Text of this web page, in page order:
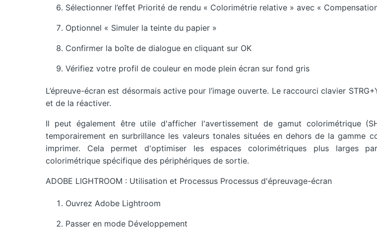
Sélectionner l’effet Priorité de rendu « Colorimétrie relative » avec «
Optionnel « Simuler la teinte du papier »
Confirmer la boîte de dialogue en cliquant sur OK
Vérifiez votre profil de couleur en mode plein écran sur fond gris
L’épreuve-écran est désormais active pour l’image ouverte. Le raccourci clavier
et de la réactiver.
Il peut également être utile d'afficher l'avertissement de gamut colorimétrique
temporairement en surbrillance les valeurs tonales situées en dehors de la gamme
imprimer. Cela permet d'optimiser les espaces colorimétriques plus larges
colorimétrique spécifique des périphériques de sortie.
ADOBE LIGHTROOM : Utilisation et Processus Processus d'épreuvage-écran
Ouvrez Adobe Lightroom
Passer en mode Développement